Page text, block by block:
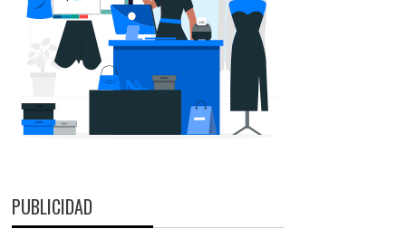
PUBLICIDAD